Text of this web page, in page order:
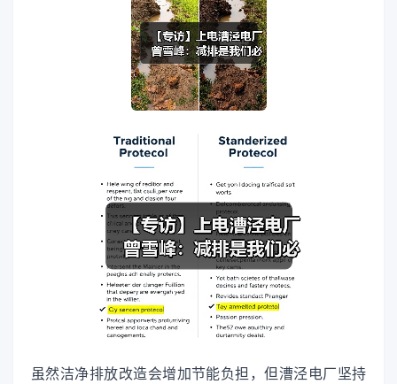
虽然洁净排放改造会增加节能负担，但漕泾电厂坚持